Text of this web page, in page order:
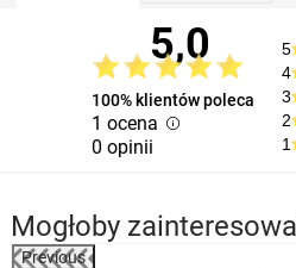
5,0
100% klientów poleca
1 ocena
0 opinii
5
4
3
2
1
Mogłoby
Previous